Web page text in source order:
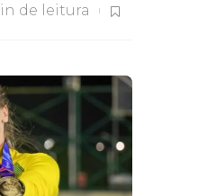
de leitura